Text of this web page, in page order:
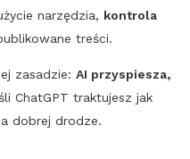
narzędzia, kontrola
treści.
zasadzie: AI przyspiesza,
ChatGPT traktujesz jak
dobrej drodze.